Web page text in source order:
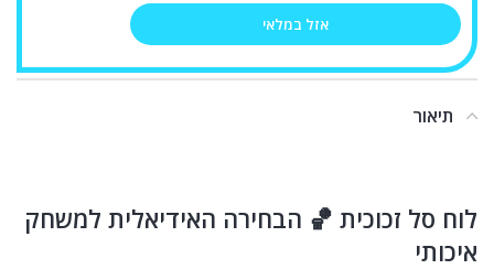
אזל במלאי
תיאור
לוח סל זכוכית 🏀 הבחירה האידיאלית למשחק
איכותי